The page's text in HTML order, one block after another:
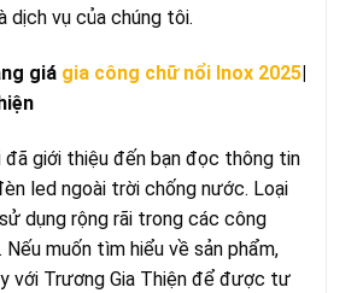
dịch vụ của chúng tôi.
giá gia công chữ nổi Inox 2025|
đã giới thiệu đến bạn đọc thông tin
led ngoài trời chống nước. Loại
dụng rộng rãi trong các công
muốn tìm hiểu về sản phẩm,
với Trương Gia Thiện để được tư